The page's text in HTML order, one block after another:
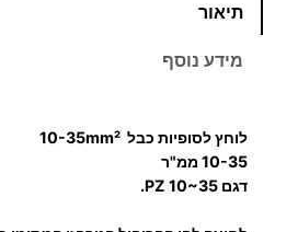
ו
תיאור
מידע נוסף
לוחץ לסופיות כבל10-35mm²
10-35 ממ"ר
דגםPZ 10~35.